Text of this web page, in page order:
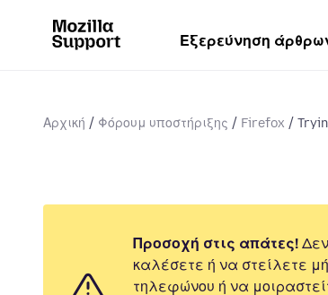
Εξερεύνηση
Αρχική Φόρουμ υποστήριξης Firefox
Προσοχή στις απάτες!
καλέσετε ή να στείλετε
τηλεφώνου ή να